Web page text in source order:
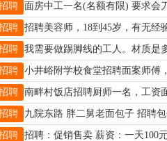
聘
聘
聘
聘
聘
聘
聘